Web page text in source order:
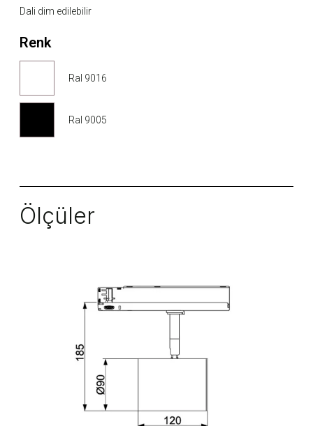
Dali dim edilebilir
Renk
Ral 9016
Ral 9005
Ölçüler